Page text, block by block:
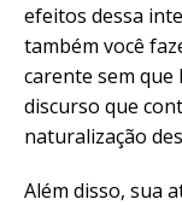
efeitos dessa
também você
carente sem que
discurso que
naturalização
Além disso, sua